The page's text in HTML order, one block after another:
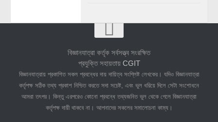
বিজ্ঞানযাত্রা কর্তৃক সর্বসত্ত্ব সংরক্ষিত
প্রযুক্তি সহায়তায় CGIT
বিজ্ঞানযাত্রায় প্রকাশিত সকল প্রবন্ধের দায় দায়িত্ব সংশ্লিষ্ট লেখকের। যদিও বিজ্ঞানযাত্রা
কর্তৃপক্ষ সঠিক তথ্য প্রকাশ নিশ্চিত করতে সদা সচেষ্ট, এবং ভুল ধরিয়ে দিলে সেটা সংশোধনে
আমরা তৎপর। কিন্তু এরপরেও কোনো প্রবন্ধে তথ্যজনিত ভুল থেকে গেলে বিজ্ঞানযাত্রা
কর্তৃপক্ষ দায়ী থাকবে না। আপনাদের সকলের সমালোচনা কাম্য।